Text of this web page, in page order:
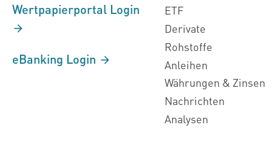
Wertpapierportal Login
eBanking Login
ETF
Derivate
Rohstoffe
Anleihen
Währungen & Zinsen
Nachrichten
Analysen